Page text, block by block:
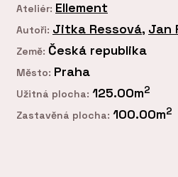
Ateliér: Ellement
Autoři: Jitka Ressová, Jan
Země: Česká republika
Město: Praha
Užitná plocha: 125.00m2
Zastavěná plocha: 100.00m2